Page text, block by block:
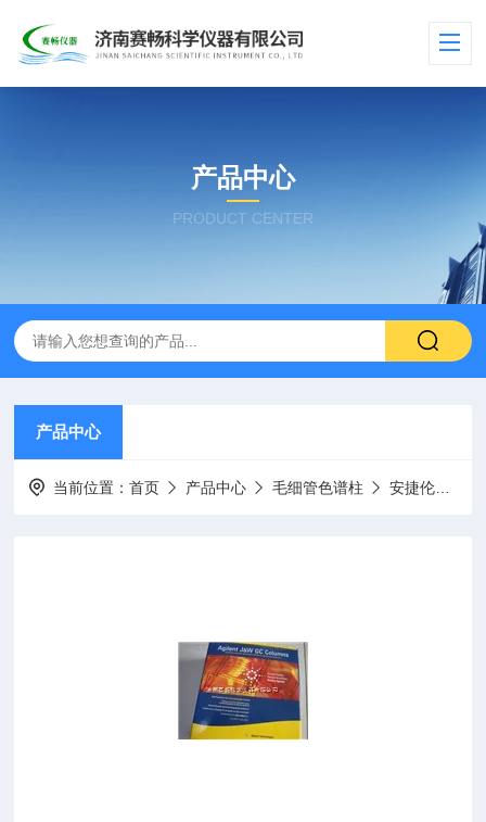
产品中心
PRODUCT CENTER
产品中心
当前位置：首页 产品中心 毛细管色谱柱 安捷伦毛细管色谱柱